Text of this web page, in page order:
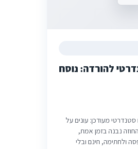
להורדה: נוסח
סטנדרטי מעודכן: עונים על
נבנה בזמן אמת,
ולחתימה, חינם ובלי